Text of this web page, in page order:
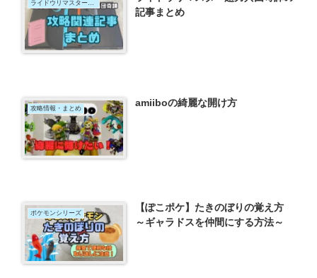
ライドウリマスター超力兵団奇譚
記事まとめ
攻略情報・まとめ amiiboの綺麗な開け方
ポケモンシリーズ
【ぽこポケ】たきのぼりの覚え方
～ギャラドスを仲間にする方法～